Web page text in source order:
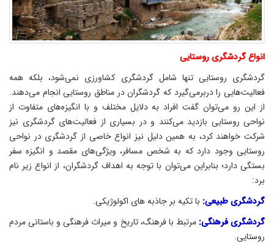
انواع گردشگری روستایی
گردشگری روستايی تنها شامل گردشگری كشاورزی نمی‌شود، بلكه همه‌
فعاليت‌هايی را دربرمی‌گیرد كه گردشگران در مناطق روستايی انجام می‌دهند.
از اين رو می‌توان گفت افراد به دلايل مختلف و با انگيزه‌های متفاوت از
نواحی روستايی بازديد می‌كنند و در بسياری از فعاليت‌های گردشگری نيز
شركت خواهند كرد، به همين دليل نيز انواع خاصی از گردشگری در نواحی
روستایی وجود دارد كه به شخص مسافر، ويژگی‌های مقصد و انگيزه‌ سفر
بستگی دارد؛ بنابراين می‌توان با توجه به اهداف گردشگران، از انواع زیر نام
برد:
گردشگری طبيعی: با تکیه بر جاذبه های اکولوژیکی.
گردشگری فرهنگی: مرتبط با فرهنگ، تاريخ و ميراث فرهنگی و باستانی مردم
روستایی.